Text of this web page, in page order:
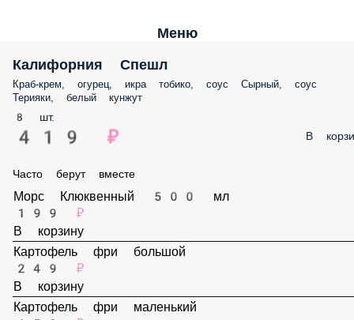
Меню
Калифорния Спешл
Краб-крем, огурец, икра тобико, соус Сырный, соус Терияки, белый
кунжут
8 шт.
419 ₽ В
Часто берут вместе
Морс Клюквенный 500 мл
199 ₽
В корзину
Картофель фри большой
249 ₽
В корзину